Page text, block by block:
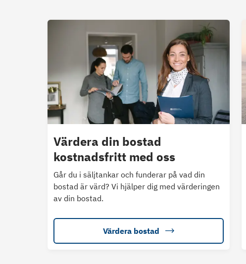
Värdera din bostad
kostnadsfritt med oss
Går du i säljtankar och funderar på vad din
bostad är värd? Vi hjälper dig med värderingen
av din bostad.
Värdera bostad